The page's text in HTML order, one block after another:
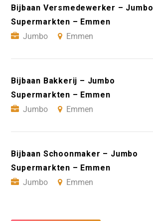
Bijbaan Versmedewerker – Jumbo
Supermarkten – Emmen
Jumbo
Emmen
Bijbaan Bakkerij – Jumbo
Supermarkten – Emmen
Jumbo
Emmen
Bijbaan Schoonmaker – Jumbo
Supermarkten – Emmen
Jumbo
Emmen